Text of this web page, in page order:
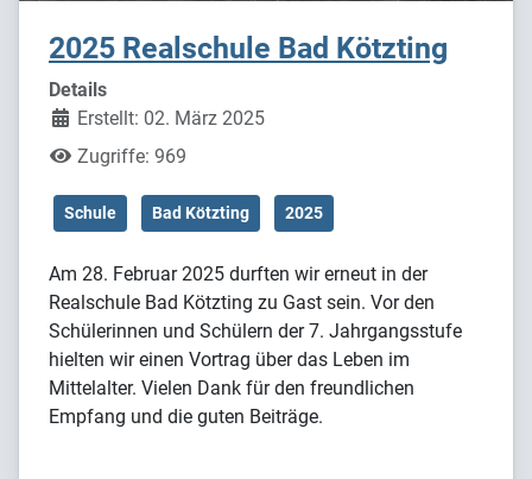
2025 Realschule Bad Kötzting
Details
Erstellt: 02. März 2025
Zugriffe: 969
Schule Bad Kötzting 2025
Am 28. Februar 2025 durften wir erneut in der
Realschule Bad Kötzting zu Gast sein. Vor den
Schülerinnen und Schülern der 7. Jahrgangsstufe
hielten wir einen Vortrag über das Leben im
Mittelalter. Vielen Dank für den freundlichen
Empfang und die guten Beiträge.